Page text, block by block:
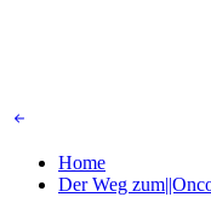
Home
Der Weg